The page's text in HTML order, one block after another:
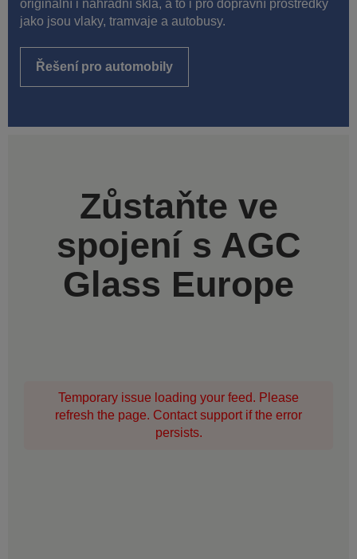
originální i náhradní skla, a to i pro dopravní prostředky
jako jsou vlaky, tramvaje a autobusy.
Řešení pro automobily
Zůstaňte ve
spojení s AGC
Glass Europe
Temporary issue loading your feed. Please
refresh the page. Contact support if the error
persists.